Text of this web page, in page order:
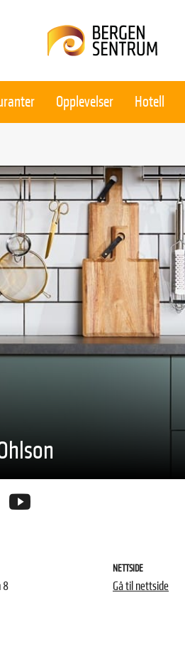
Opplevelser Hotell
8
NETTSIDE
Gå til nettside